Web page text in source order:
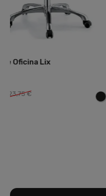
105€